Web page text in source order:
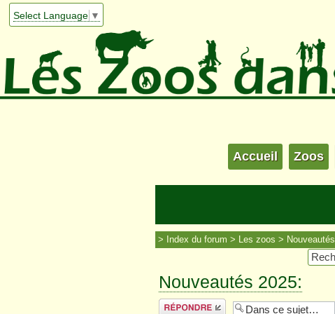
Select Language ▼
Accueil Zoos
Index du forum Les zoos Nouveautés
Nouveautés 2025:
Répondre